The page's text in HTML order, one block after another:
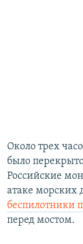
Около трех
было
Российские
атаке
беспилотники
перед мостом.